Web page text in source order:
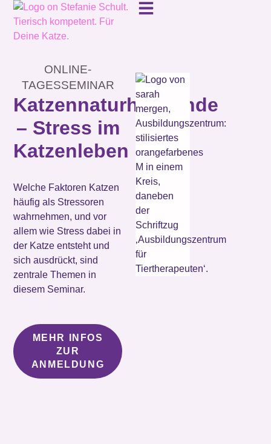
ONLINE-
TAGESSEMINAR
Katzennaturheilkunde
– Stress im
Katzenleben
Welche Faktoren Katzen
häufig als Stressoren
wahrnehmen, und vor
allem wie Stress dabei in
der Katze entsteht und
sich ausdrückt, sind
zentrale Themen in
diesem Seminar.
MEHR INFOS
ZUR
ANMELDUNG